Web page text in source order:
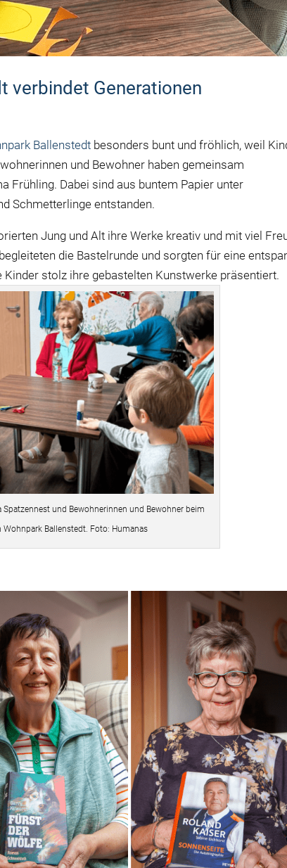
verbindet Generationen
Ballenstedt besonders bunt und fröhlich, weil
und Bewohner haben gemeinsam
Frühling. Dabei sind aus buntem Papier unter
Schmetterlinge entstanden.
Jung und Alt ihre Werke kreativ und mit viel
die Bastelrunde und sorgten für eine
stolz ihre gebastelten Kunstwerke präsentiert.
und Bewohnerinnen und Bewohner beim
Ballenstedt. Foto: Humanas